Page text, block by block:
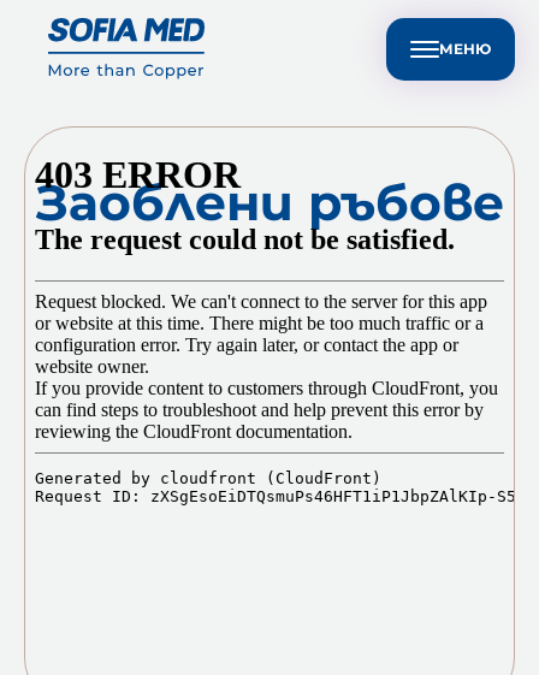
МЕНЮ
Техническа поддръжка за клиенти EN
Устойчивост Медиен център Контакти
Заоблени ръбове